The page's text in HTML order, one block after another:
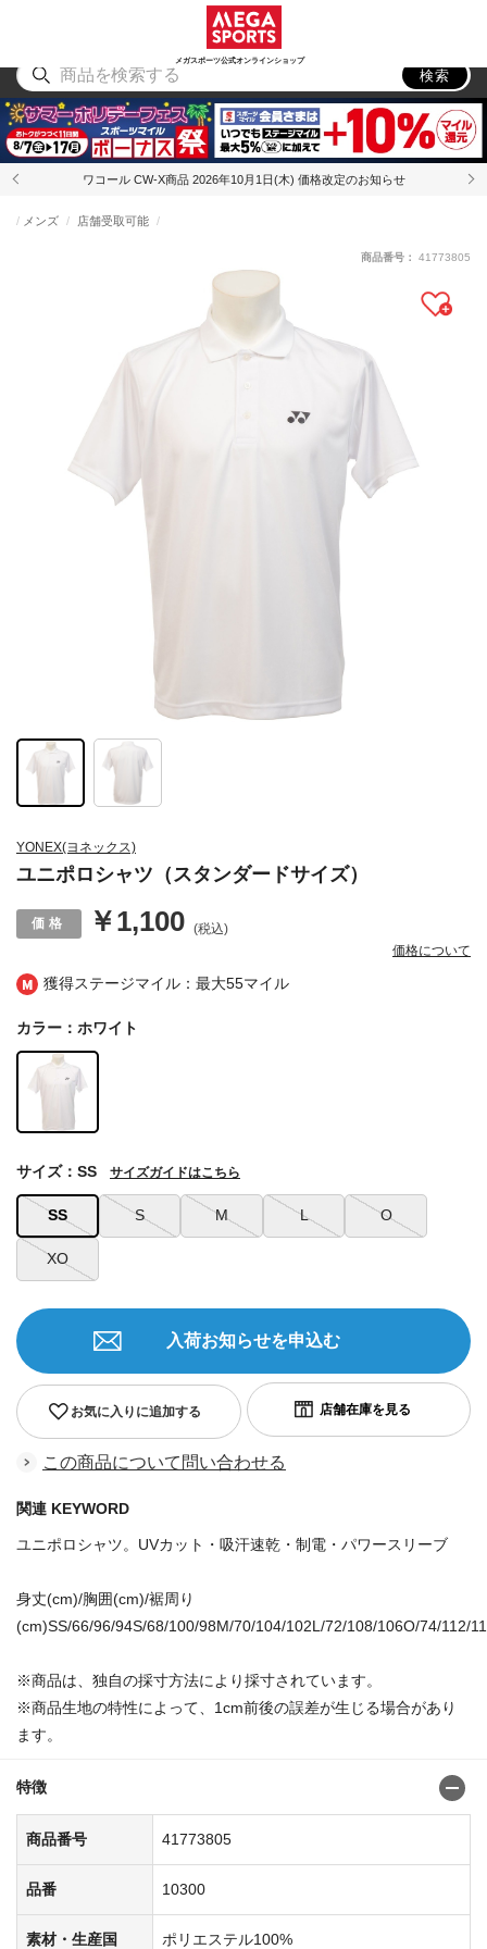
メガスポーツ公式オンラインショップ
アウトドア
検索
ワコール CW-X商品 2026年10月1日(木) 価格改定のお知らせ
獲得ステージマイル：最大55マイル
YONEX(ヨネックス)
ユニポロシャツ（スタンダードサイズ）
メンズ 店舗受取可能
￥1,100 (税込)
価格について
商品番号： 41773805
カラー：ホワイト
SS S M L O
XO
サイズ：SS サイズガイドはこちら
お気に入りに追加する
入荷お知らせを申込む
この商品について問い合わせる
関連 KEYWORD
ユニポロシャツ。UVカット・吸汗速乾・制電・パワースリーブ
身丈(cm)/胸囲(cm)/裾周り
(cm)SS/66/96/94S/68/100/98M/70/104/102L/72/108/106O/74/112/
※商品は、独自の採寸方法により採寸されています。
※商品生地の特性によって、1cm前後の誤差が生じる場合があり
ます。
特徴
商品番号 41773805
品番 10300
素材・生産国 ポリエステル100%